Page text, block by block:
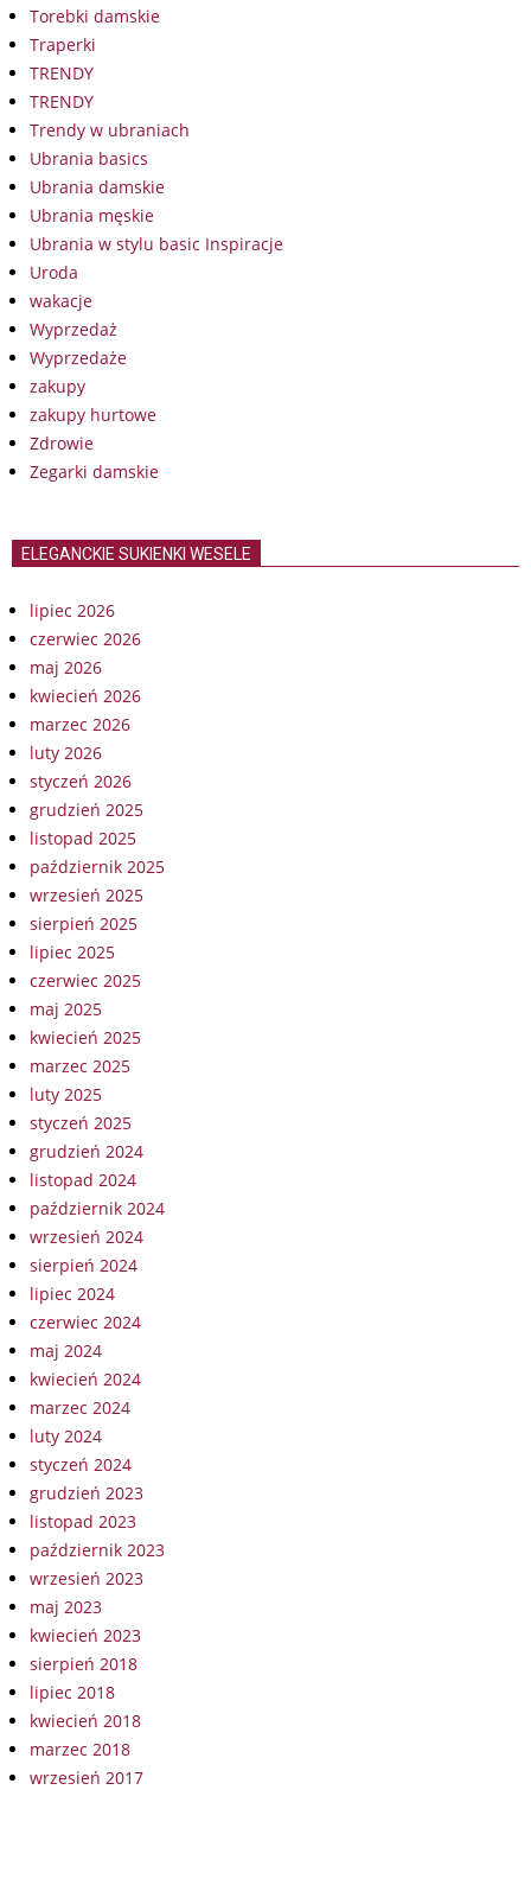
Torebki damskie
Traperki
TRENDY
TRENDY
Trendy w ubraniach
Ubrania basics
Ubrania damskie
Ubrania męskie
Ubrania w stylu basic Inspiracje
Uroda
wakacje
Wyprzedaż
Wyprzedaże
zakupy
zakupy hurtowe
Zdrowie
Zegarki damskie
ELEGANCKIE SUKIENKI WESELE
lipiec 2026
czerwiec 2026
maj 2026
kwiecień 2026
marzec 2026
luty 2026
styczeń 2026
grudzień 2025
listopad 2025
październik 2025
wrzesień 2025
sierpień 2025
lipiec 2025
czerwiec 2025
maj 2025
kwiecień 2025
marzec 2025
luty 2025
styczeń 2025
grudzień 2024
listopad 2024
październik 2024
wrzesień 2024
sierpień 2024
lipiec 2024
czerwiec 2024
maj 2024
kwiecień 2024
marzec 2024
luty 2024
styczeń 2024
grudzień 2023
listopad 2023
październik 2023
wrzesień 2023
maj 2023
kwiecień 2023
sierpień 2018
lipiec 2018
kwiecień 2018
marzec 2018
wrzesień 2017